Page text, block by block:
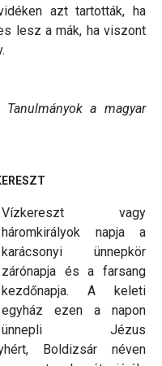
azt tartották, ha
lesz a mák, ha viszont
a magyar
Vízkereszt vagy
háromkirályok napja a
karácsonyi ünnepkör
zárónapja és a farsang
kezdőnapja. A keleti
egyház ezen a napon
ünnepli Jézus
Boldizsár néven